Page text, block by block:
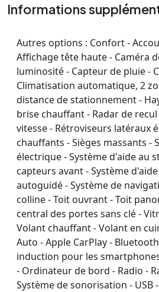
Informations
Autres options : Confort -
Affichage tête haute - Caméra
luminosité - Capteur de pluie -
Climatisation automatique, 2
distance de stationnement -
brise chauffant - Radar de
vitesse - Rétroviseurs latéraux
chauffants - Sièges massants -
électrique - Système d'aide au
capteurs avant - Système
autoguidé - Système de
colline - Toit ouvrant - Toit
central des portes sans clé -
Volant chauffant - Volant en
Auto - Apple CarPlay -
induction pour les
- Ordinateur de bord - Radio -
Système de sonorisation - USB